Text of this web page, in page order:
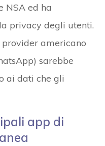
NSA ed ha
privacy degli utenti.
americano
sarebbe
ai dati che gli
app di